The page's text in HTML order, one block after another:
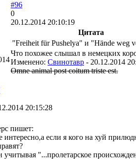
#96
0
20.12.2014 20:10:19
Цитата
"Freiheit für Pushelya" и "Hände weg
Что похожее слышал в немецких
Изменено: Свинотавр - 20.12.2014
Omne animal post coitum triste est.
20:15:28
пишет:
интересно,а если я кого на хуй
учитывая "...пролетарское